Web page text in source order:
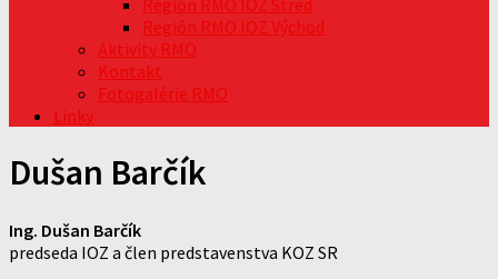
Región RMO IOZ Stred
Región RMO IOZ Východ
Aktivity RMO
Kontakt
Fotogalérie RMO
Linky
Dušan Barčík
Ing. Dušan Barčík
predseda IOZ a člen predstavenstva KOZ SR